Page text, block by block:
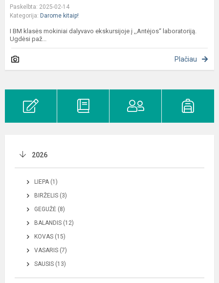
Paskelbta: 2025-02-14
Kategorija: Darome kitaip!
I BM klasės mokiniai dalyvavo ekskursijoje į ,,Antėjos“ laboratoriją.
Ugdėsi paž...
Plačiau
2026
LIEPA (1)
BIRŽELIS (3)
GEGUŽĖ (8)
BALANDIS (12)
KOVAS (15)
VASARIS (7)
SAUSIS (13)